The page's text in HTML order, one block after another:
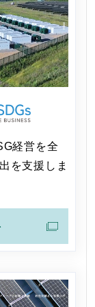
経営を全
を支援しま